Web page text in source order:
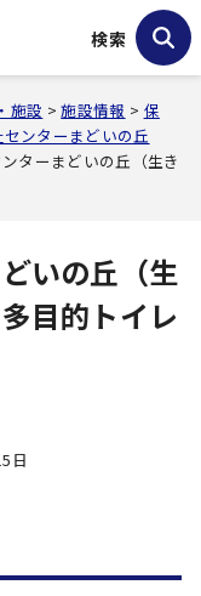
検索
施設 >施設情報 > 保
ンターまどいの丘
ターまどいの丘（生き
いの丘（生
目的トイレ
日